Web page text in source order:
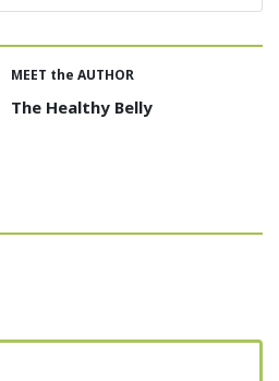
MEET the AUTHOR
The Healthy Belly